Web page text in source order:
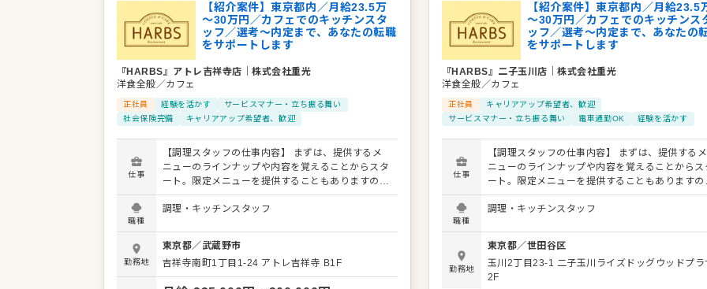
事業所
愛知県名古屋市東区泉2-29-15
【紹介案件】東京都内／月給23.5万
～30万円／カフェでのキッチンスタ
ッフ／選考～内定まで、あなたの転職
をサポートします
『HARBS』アトレ吉祥寺店 ｜株式会社重光
洋食全般／カフェ
正社員 経験を活かす
サービスマナー・立ち振る舞い
社会保険完備
キャリアアップ希望者、歓迎
仕事
【調理スタッフの仕事内容】 まずは、提供するメ
ニューのラインナップや内容を覚えることからスタ
ート。限定メニューを提供することもありますの
で、日々の調理業務に加え、さまざまなスキルを活
かしたり、習得できたりもします。 メニューの提案
りよいお店づくりのためのオペレーション改善など
も大歓迎です。 【具体的には…】 ・仕込みから盛
り付けまでの調理全般 ・仕入れや在庫管理などキ
ッチンの管理業務 ・まかないづくり ・後輩スタッ
職種
調理・キッチンスタッフ
勤務地
東京都／ 武蔵野市
吉祥寺南町1丁目1-24 アトレ吉祥寺 B1F
【紹介案件】東京都内／月給23.5
～30万円／カフェでのキッチンス
ッフ／選考～内定まで、あなたの
をサポートします
『HARBS』二子玉川店 ｜株式会社重光
洋食全般／カフェ
正社員
キャリアアップ希望者、歓迎
サービスマナー・立ち振る舞い
電車通勤OK 経験を活かす
仕事
【調理スタッフの仕事内容】 まずは、提供するメ
ニューのラインナップや内容を覚えることからス
ート。限定メニューを提供することもありますの
で、日々の調理業務に加え、さまざまなスキルを
かしたり、習得できたりもします。 メニューの提
りよいお店づくりのためのオペレーション改善な
も大歓迎です。 【具体的には…】 ・仕込みから盛
り付けまでの調理全般 ・仕入れや在庫管理などキ
ッチンの管理業務 ・まかないづくり ・後輩スタッ
職種
調理・キッチンスタッフ
勤務地
東京都／世田谷区
玉川2丁目23-1 二子玉川ライズドッグウッドプラ
2F